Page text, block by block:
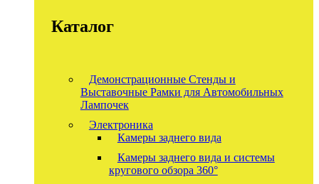
Каталог
Демонстрационные Стенды и
Выставочные Рамки для Автомобильных
Лампочек
Электроника
Камеры заднего вида
Камеры заднего вида и системы
кругового обзора 360°